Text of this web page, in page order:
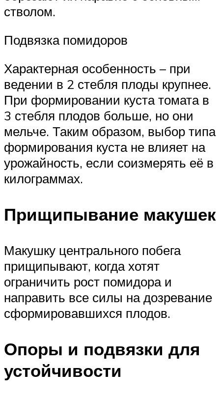
стволом.
Подвязка помидоров
Характерная особенность – при
ведении в 2 стебля плоды крупнее.
При формировании куста томата в
3 стебля плодов больше, но они
мельче. Таким образом, выбор типа
формирования куста не влияет на
урожайность, если соизмерять её в
килограммах.
Прищипывание макушек
Макушку центрального побега
прищипывают, когда хотят
ограничить рост помидора и
направить все силы на дозревание
сформировавшихся плодов.
Опоры и подвязки для
устойчивости